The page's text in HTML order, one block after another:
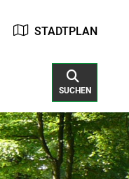
STADTPLAN
SUCHEN